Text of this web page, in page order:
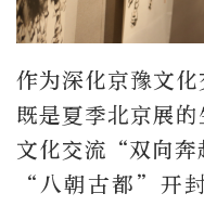
作为深化京豫文
既是夏季北京展
文化交流“双向
“八朝古都”开